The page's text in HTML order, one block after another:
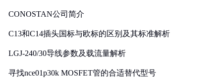
CONOSTAN公司简介
C13和C14插头国标与欧标的区别及其标准解析
LGJ-240/30导线参数及载流量解析
寻找nce01p30k MOSFET管的合适替代型号